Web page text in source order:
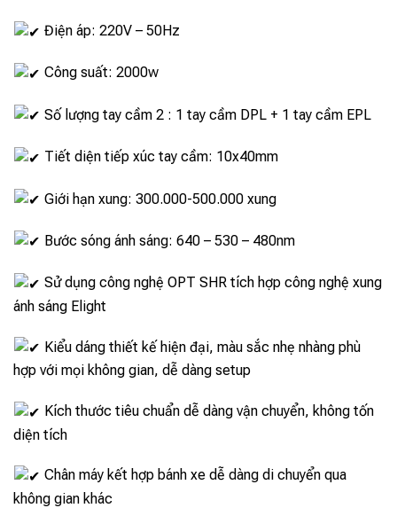
Điện áp: 220V – 50Hz
Công suất: 2000w
Số lượng tay cầm 2 : 1 tay cầm DPL + 1 tay cầm EPL
Tiết diện tiếp xúc tay cầm: 10x40mm
Giới hạn xung: 300.000-500.000 xung
Bước sóng ánh sáng: 640 – 530 – 480nm
Sử dụng công nghệ OPT SHR tích hợp công nghệ xung
ánh sáng Elight
Kiểu dáng thiết kế hiện đại, màu sắc nhẹ nhàng phù
hợp với mọi không gian, dễ dàng setup
Kích thước tiêu chuẩn dễ dàng vận chuyển, không tốn
diện tích
Chân máy kết hợp bánh xe dễ dàng di chuyển qua
không gian khác